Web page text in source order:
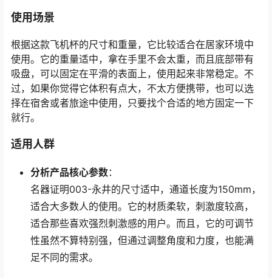
使用场景
根据这款飞机杯的尺寸和重量，它比较适合在居家环境中
使用。它的重量适中，拿在手里不会太重，而且底部带有
吸盘，可以固定在平滑的表面上，使用起来非常稳定。不
过，如果你觉得它体积有点大，不太方便携带，也可以选
择在宿舍或者旅途中使用，只要找个合适的地方固定一下
就行。
适用人群
分析产品核心参数：
名器证明003-永井的尺寸适中，通道长度为150mm，
适合大多数人的使用。它的材质柔软，刺激度较高，
适合那些喜欢强烈刺激感的用户。而且，它的可调节
性虽然不算特别强，但通过调整角度和力度，也能满
足不同的需求。